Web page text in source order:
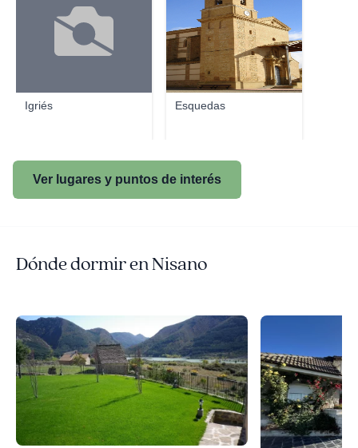
Igriés Esquedas
Ver lugares y puntos de interés
Dónde dormir en Nisano